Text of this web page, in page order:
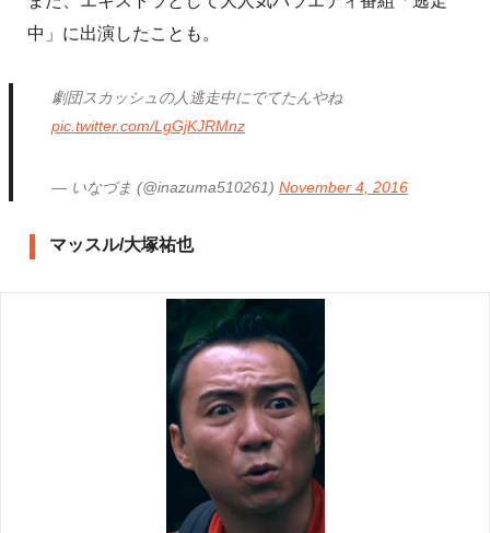
中」に出演したことも。
劇団スカッシュの人逃走中にでてたんやね
pic.twitter.com/LgGjKJRMnz
— いなづま (@inazuma510261)November 4, 2016
マッスル/大塚祐也